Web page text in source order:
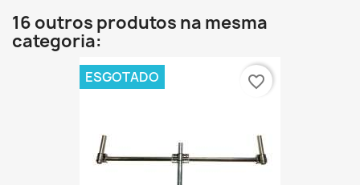
16 outros produtos na mesma
categoria:
ESGOTADO favorite_border